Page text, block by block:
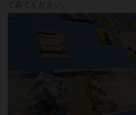
てみてください。